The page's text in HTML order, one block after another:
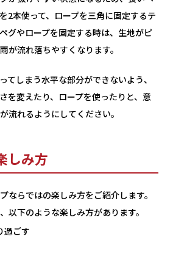
2本使って、ロープを三角に固定するテ
グやロープを固定する時は、生地がピ
が流れ落ちやすくなります。
てしまう水平な部分ができないよう、
を変えたり、ロープを使ったりと、意
流れるようにしてください。
しみ方
ならではの楽しみ方をご紹介します。
以下のような楽しみ方があります。
過ごす